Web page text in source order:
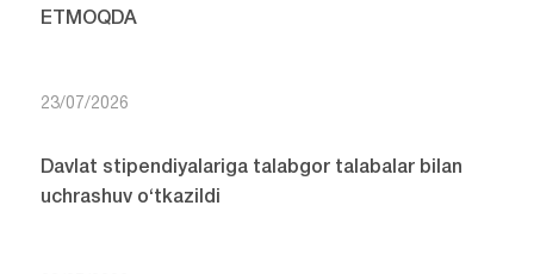
ETMOQDA
23/07/2026
Davlat stipendiyalariga talabgor talabalar bilan
uchrashuv o‘tkazildi